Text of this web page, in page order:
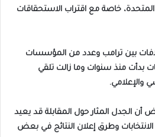
المتحدة، خاصة مع اقتراب الاستحقاقات
بين ترامب وعدد من المؤسسات
بدأت منذ سنوات وما زالت تلقي
والإعلامي.
أن الجدل المثار حول المقابلة قد يعيد
وطرق إعلان النتائج في بعض